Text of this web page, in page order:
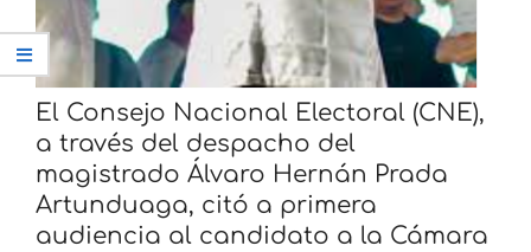
El Consejo Nacional Electoral (CNE),
a través del despacho del
magistrado Álvaro Hernán Prada
Artunduaga, citó a primera
audiencia al candidato a la Cámara